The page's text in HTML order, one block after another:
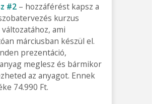
#2 – hozzáférést kapsz a
kurzus
ami
márciusban készül el.
prezentáció,
meglesz és bármikor
az anyagot. Ennek
74.990 Ft.